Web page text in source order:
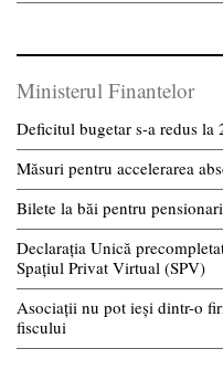
Ministerul Finantelor
Deficitul bugetar s-a redus la
Măsuri pentru accelerarea
Bilete la băi pentru
Declarația Unică
Spațiul Privat Virtual (SPV)
Asociații nu pot ieși dintr-o
fiscului